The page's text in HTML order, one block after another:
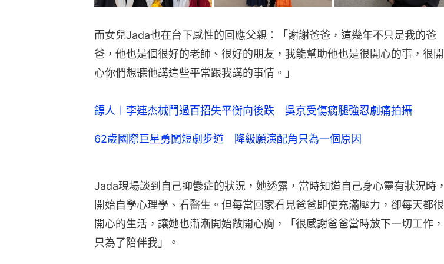
而女兒Jada也在台下感性的回應父親：「謝謝爸爸，這幾年不只是我的爸
爸，他也是個很好的老師、很好的朋友，我能幫助他也是很開心的事，很開
心你們想聽他講這些平常跟我講的事情。」
鏢人︱李連杰械鬥過百招失平衡向後跌 吳京受傷瘸腿強忍劇痛拍攝
62歲國際巨星勇闖短劇步道 降級願演配角只為一個原因
Jada現場談到自己抑鬱症的狀況，她透露，當時知道自己身心靈有狀況時，
開始自學心理學、看醫生。但每當回家看見爸爸即使充滿壓力，卻每天都很
開心的生活，讓她也漸漸開始敞開心胸，「很感謝爸爸當時放下一切工作，
只為了陪伴我」。